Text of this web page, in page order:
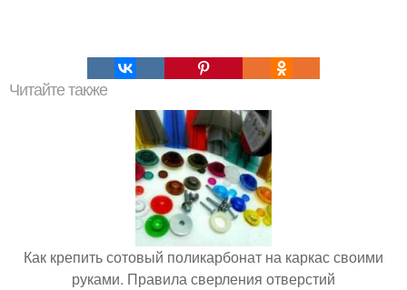
Читайте также
Как крепить сотовый поликарбонат на каркас своими
руками. Правила сверления отверстий